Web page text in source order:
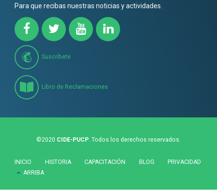
Para que recibas nuestras noticias y actividades.
Suscríbete
Libro de Reclamaciones
©2020 CIDE-PUCP. Todos los derechos reservados.
INICIO HISTORIA CAPACITACIÓN BLOG
PRIVACIDAD
ARRIBA